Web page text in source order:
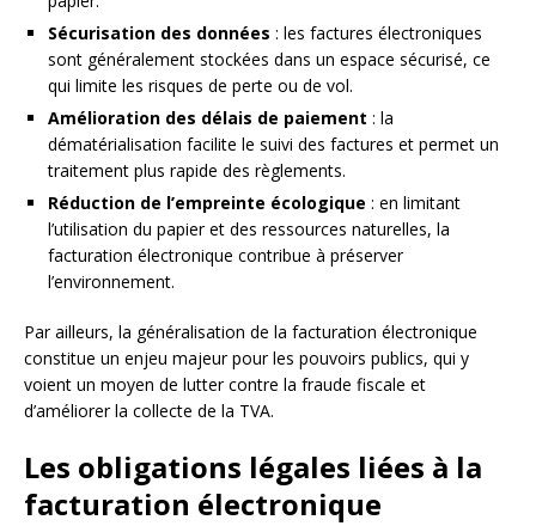
Sécurisation des données : les factures électroniques
sont généralement stockées dans un espace sécurisé, ce
qui limite les risques de perte ou de vol.
Amélioration des délais de paiement : la
dématérialisation facilite le suivi des factures et permet un
traitement plus rapide des règlements.
Réduction de l’empreinte écologique : en limitant
l’utilisation du papier et des ressources naturelles, la
facturation électronique contribue à préserver
l’environnement.
Par ailleurs, la généralisation de la facturation électronique
constitue un enjeu majeur pour les pouvoirs publics, qui y
voient un moyen de lutter contre la fraude fiscale et
d’améliorer la collecte de la TVA.
Les obligations légales liées à la
facturation électronique